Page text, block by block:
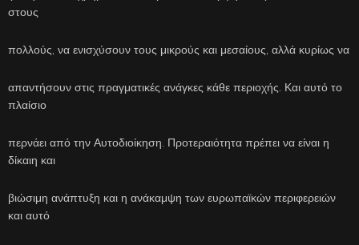
στους
πολλούς, να ενισχύσουν τους μικρούς και μεσαίους, αλλά κυρίως να
απαντήσουν στις πραγματικές ανάγκες κάθε περιοχής. Και αυτό το
πλαίσιο
περνάει από την Αυτοδιοίκηση. Προτεραιότητα πρέπει να είναι η
δίκαιη και
βιώσιμη ανάπτυξη και η ανάκαμψη των ευρωπαϊκών περιφερειών
και αυτό